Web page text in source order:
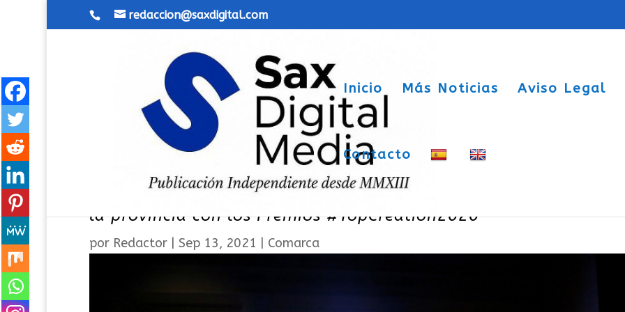
redaccion@saxdigital.com
Inicio Más Noticias Aviso Legal
Contacto
La Diputación reconoce el talento y la creatividad de los
la provincia con los Premios #TopCreation2020
por Redactor| Sep 13, 2021 Comarca